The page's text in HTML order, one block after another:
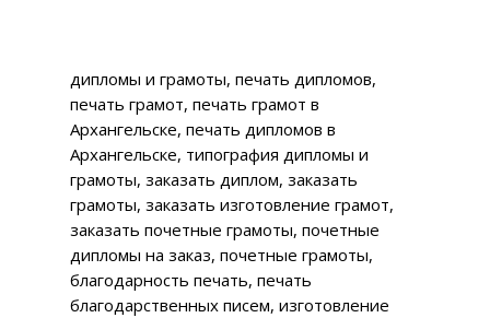
дипломы и грамоты, печать дипломов,
печать грамот, печать грамот в
Архангельске, печать дипломов в
Архангельске, типография дипломы и
грамоты, заказать диплом, заказать
грамоты, заказать изготовление грамот,
заказать почетные грамоты, почетные
дипломы на заказ, почетные грамоты,
благодарность печать, печать
благодарственных писем, изготовление